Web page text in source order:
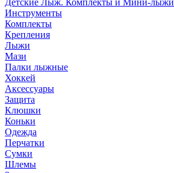
Детские Лыж. Комплекты и Мини-лыжи
Инструменты
Комплекты
Крепления
Лыжи
Мази
Палки лыжные
Хоккей
Аксессуары
Защита
Клюшки
Коньки
Одежда
Перчатки
Сумки
Шлемы